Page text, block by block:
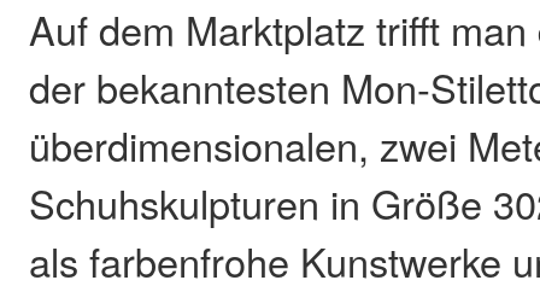
Auf dem Marktplatz trifft
der bekanntesten Mon-
überdimensionalen, zwei
Schuhskulpturen in Größe
als farbenfrohe Kunstwerke